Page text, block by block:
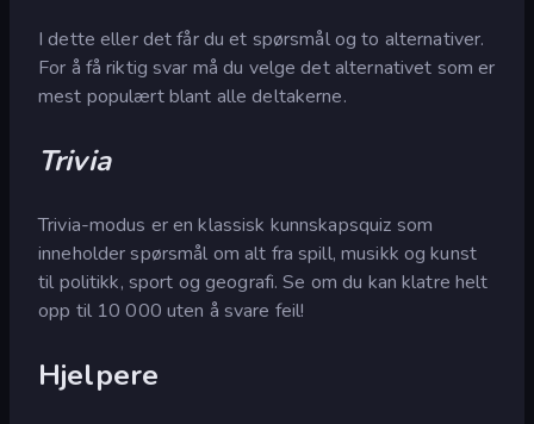
I dette eller det får du et spørsmål og to alternativer.
For å få riktig svar må du velge det alternativet som er
mest populært blant alle deltakerne.
Trivia
Trivia-modus er en klassisk kunnskapsquiz som
inneholder spørsmål om alt fra spill, musikk og kunst
til politikk, sport og geografi. Se om du kan klatre helt
opp til 10 000 uten å svare feil!
Hjelpere